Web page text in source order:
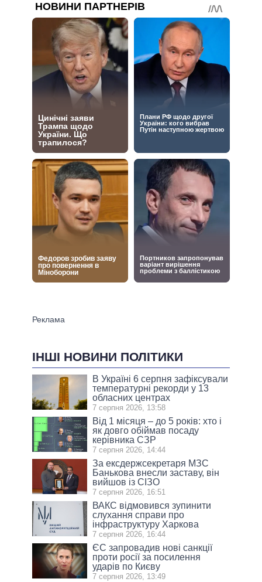
ІНШІ НОВИНИ ПОЛІТИКИ
В Україні 6 серпня зафіксували
температурні рекорди у 13
обласних центрах
7 серпня 2026, 13:58
Від 1 місяця – до 5 років: хто і
як довго обіймав посаду
керівника СЗР
7 серпня 2026, 14:44
За ексдержсекретаря МЗС
Банькова внесли заставу, він
вийшов із СІЗО
7 серпня 2026, 16:51
ВАКС відмовився зупинити
слухання справи про
інфраструктуру Харкова
7 серпня 2026, 16:44
ЄС запровадив нові санкції
проти росії за посилення
ударів по Києву
7 серпня 2026, 13:49